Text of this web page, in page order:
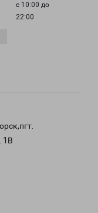
с 10:00 до
22:00
1В